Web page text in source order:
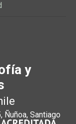
y
Ñuñoa, Santiago